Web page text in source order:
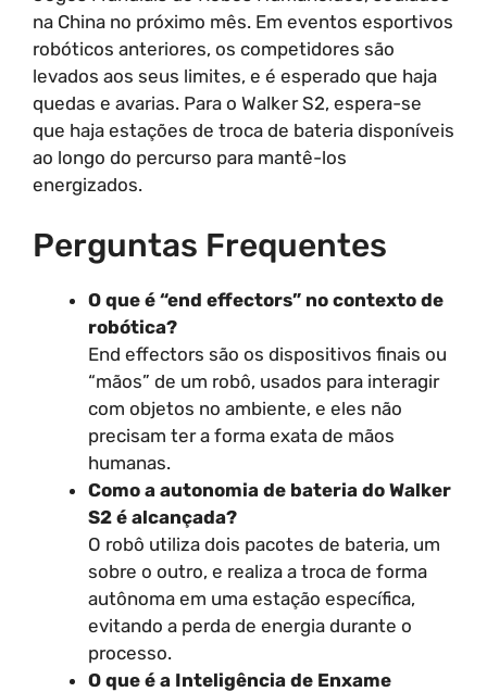
na China no próximo mês. Em eventos esportivos
robóticos anteriores, os competidores são
levados aos seus limites, e é esperado que haja
quedas e avarias. Para o Walker S2, espera-se
que haja estações de troca de bateria disponíveis
ao longo do percurso para mantê-los
energizados.
Perguntas Frequentes
O que é “end effectors” no contexto de
robótica?
End effectors são os dispositivos finais ou
“mãos” de um robô, usados para interagir
com objetos no ambiente, e eles não
precisam ter a forma exata de mãos
humanas.
Como a autonomia de bateria do Walker
S2 é alcançada?
O robô utiliza dois pacotes de bateria, um
sobre o outro, e realiza a troca de forma
autônoma em uma estação específica,
evitando a perda de energia durante o
processo.
O que é a Inteligência de Enxame